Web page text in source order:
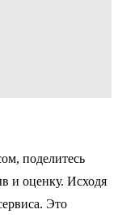
поделитесь
и оценку. Исходя
Это